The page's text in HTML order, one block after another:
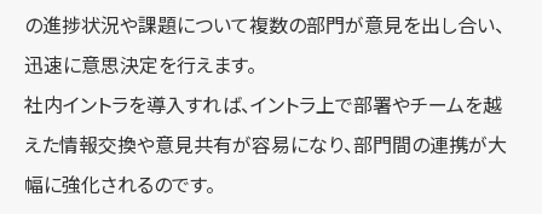
の進捗状況や課題について複数の部門が意見を出し合い、
迅速に意思決定を行えます。
社内イントラを導入すれば、イントラ上で部署やチームを越
えた情報交換や意見共有が容易になり、部門間の連携が大
幅に強化されるのです。